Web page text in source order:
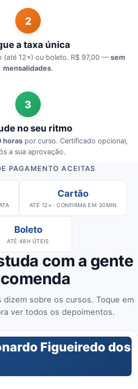
2
a taxa única
(até 12×) ou boleto. R$ 97,00 —sem
mensalidades.
3
no seu ritmo
horaspor curso. Certificado opcional,
a sua aprovação.
PAGAMENTO ACEITAS
Cartão
ATÉ 12× · CONFIRMA EM 30MIN
Boleto
ATÉ 48H ÚTEIS
com a gente
dizem sobre os cursos. Toque em
ver todos os depoimentos.